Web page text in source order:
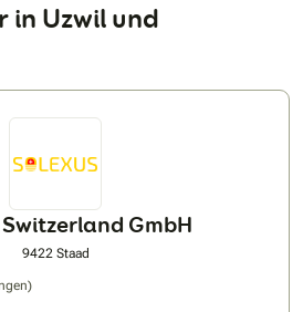
in Uzwil und
GmbH
9422 Staad